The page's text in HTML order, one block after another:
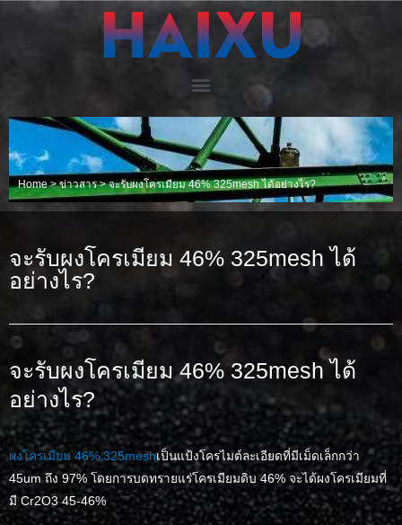
Home>ข่าวสาร>จะรับผงโครเมียม 46% 325mesh ได้อย่างไร?
จะรับผงโครเมียม 46% 325mesh ได้
อย่างไร?
จะรับผงโครเมียม 46% 325mesh ได้
อย่างไร?
ผงโครเมียม 46% 325meshเป็นแป้งโครไมต์ละเอียดที่มีเม็ดเล็กกว่า
45um ถึง 97% โดยการบดทรายแร่โครเมียมดิบ 46% จะได้ผงโครเมียมที่
มี Cr2O3 45-46%